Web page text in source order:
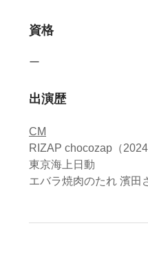
資格
ー
出演歴
CM
RIZAP chocozap（2024
東京海上日動
エバラ焼肉のたれ 濱田